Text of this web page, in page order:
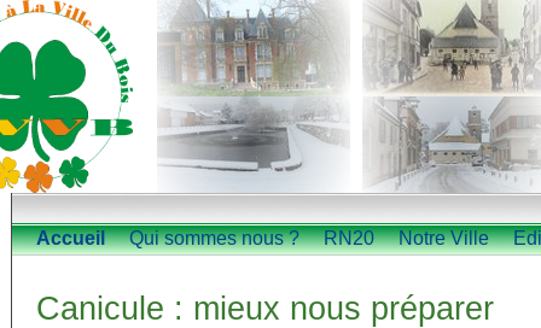
Accueil Qui sommes nous ? RN20 Notre Ville
Canicule : mieux nous préparer